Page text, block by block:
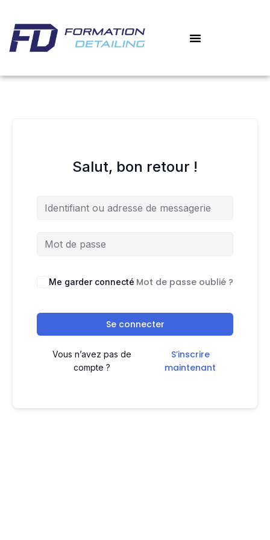
contenu
Salut, bon retour !
Me garder connecté Mot de passe oublié ?
Se connecter
Vous n’avez pas de
compte ?
S’inscrire
maintenant